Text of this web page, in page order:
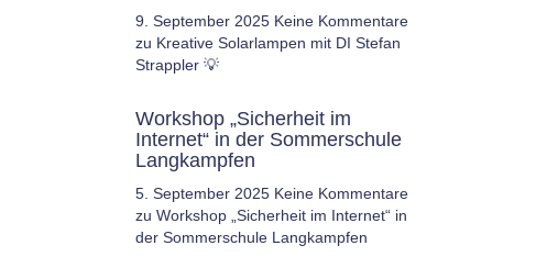
9. September 2025 Keine Kommentare
zu Kreative Solarlampen mit DI Stefan
Strappler 💡
Workshop „Sicherheit im
Internet“ in der Sommerschule
Langkampfen
5. September 2025 Keine Kommentare
zu Workshop „Sicherheit im Internet“ in
der Sommerschule Langkampfen